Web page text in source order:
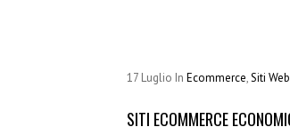
17 Luglio In Ecommerce,Siti Web
SITI ECOMMERCE